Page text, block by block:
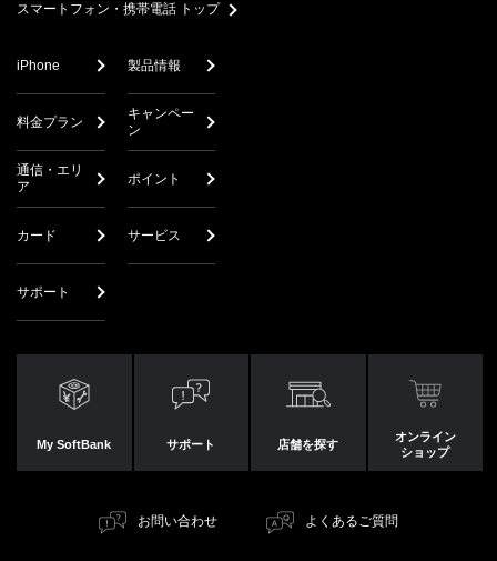
スマートフォン・携帯電話 トップ
iPhone 製品情報
料金プラン
キャンペー
ン
通信・エリ
ア
ポイント
カード サービス
サポート
My SoftBank サポート 店舗を探す
オンライン
ショップ
お問い合わせ よくあるご質問